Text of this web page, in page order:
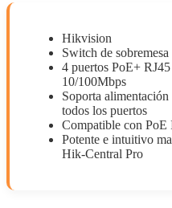
Hikvision
Switch de
4 puertos PoE+
10/100Mbps
Soporta
todos los puertos
Compatible con PoE
Potente e intuitivo
Hik-Central Pro